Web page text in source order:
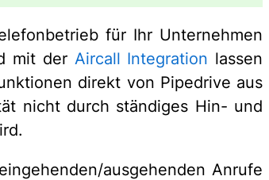
für Ihr Unternehmen
mit der Aircall Integration lassen
direkt von Pipedrive aus
nicht durch ständiges Hin- und
ausgehenden Anrufe